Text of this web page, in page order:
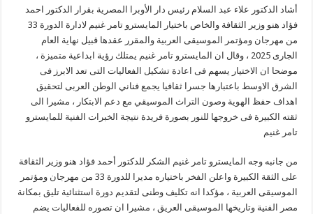
أشاد الدكتور علاء عبد السلام رئيس دار الأوبرا المصرية بقرار الدكتور احمد
فؤاد هنو وزير الثقافة والخاص باختيار المايسترو تامر غنيم لادارة الدورة 33
من مهرجان ومؤتمر الموسيقى العربية والمقرر عقدها قبيل نهاية العام
الجارى 2025 ، وقال ان المايسترو تامر غنيم يمتلك رؤية ابداعية متميزة ،
موضحا ان الاختيار يسهم فى اعادة تشكيل الفعاليات التى تعد الابرز فى
الشرق الاوسط باعتبارها جسرا ثقافيا يجمع فناني الوطن العربى لتحقيق
اهداف حفظ الهوية وصون التراث الموسيقي مع دعم الابتكار ، مشيرا الى
ثقته الكبيرة فى خروجها للنور بصورة فريدة نتيجة الخبرات الفنية للمايسترو
تامر غنيم
من جانبه وجه المايسترو تامر غنيم الشكر للدكتور أحمد فؤاد هنو وزير الثقافة
على الثقة الكبيرة واعلن الفخر باختياره مديرا للدورة 33 من مهرجان ومؤتمر
الموسيقى العربية ، مؤكدا انه تكليف وطنى لتقديم دورة استثنائية تليق بمكانة
مصر الفنية وتاريخها الموسيقى العريق ، مشيرا ان تصوره للفعاليات يضم